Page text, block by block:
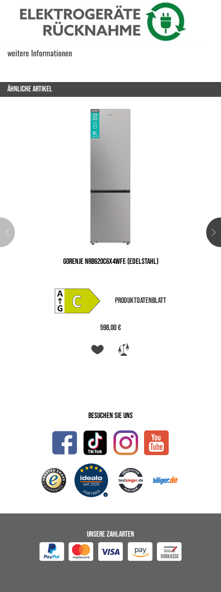
weitere Informationen
ÄHNLICHE ARTIKEL
GORENJE NRB620C6X4WFE (EDELSTAHL)
PRODUKTDATENBLATT
598,00 €
Besuchen Sie uns
UNSERE ZAHLARTEN